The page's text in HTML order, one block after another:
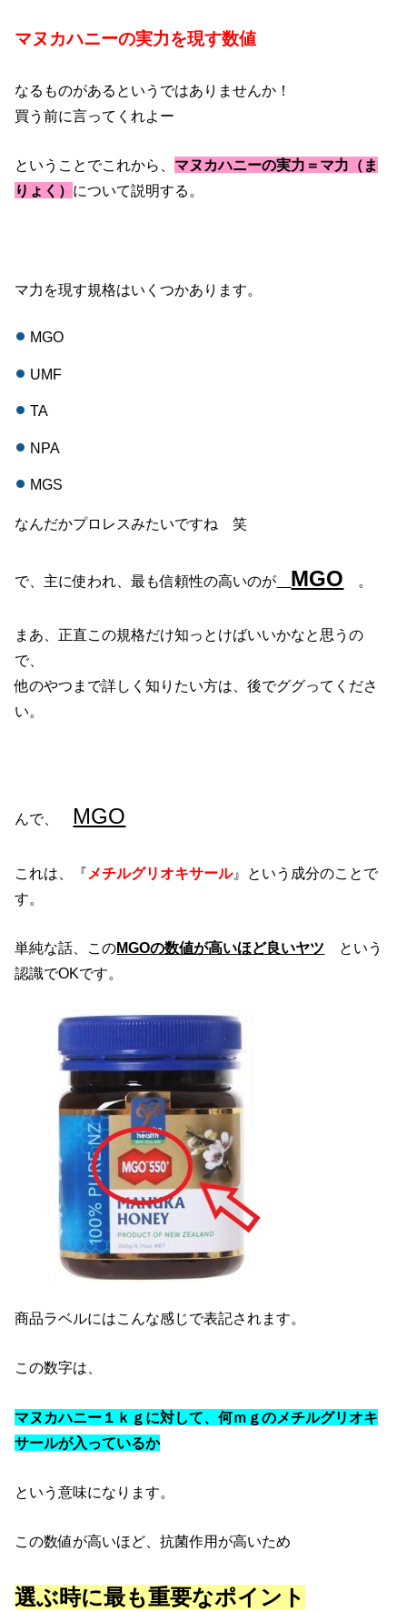
マヌカハニーの実力を現す数値
なるものがあるというではありませんか！
買う前に言ってくれよー
ということでこれから、 マヌカハニーの実力＝マ力（ま
りょく） について説明する。
マ力を現す規格はいくつかあります。
MGO
UMF
TA
NPA
MGS
なんだかプロレスみたいですね 笑
で、主に使われ、最も信頼性の高いのが MGO 。
まあ、正直この規格だけ知っとけばいいかなと思うの
で、
他のやつまで詳しく知りたい方は、後でググってくださ
い。
んで、 MGO
これは、『 メチルグリオキサール』という成分のことで
す。
単純な話、このMGOの数値が高いほど良いヤツ という
認識でOKです。
商品ラベルにはこんな感じで表記されます。
この数字は、
マヌカハニー１ｋｇに対して、何ｍｇのメチルグリオキ
サールが入っているか
という意味になります。
この数値が高いほど、抗菌作用が高いため
選ぶ時に最も重要なポイント